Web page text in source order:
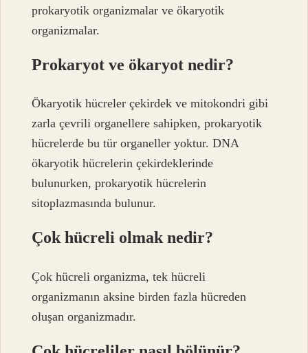
prokaryotik organizmalar ve ökaryotik
organizmalar.
Prokaryot ve ökaryot nedir?
Ökaryotik hücreler çekirdek ve mitokondri gibi
zarla çevrili organellere sahipken, prokaryotik
hücrelerde bu tür organeller yoktur. DNA
ökaryotik hücrelerin çekirdeklerinde
bulunurken, prokaryotik hücrelerin
sitoplazmasında bulunur.
Çok hücreli olmak nedir?
Çok hücreli organizma, tek hücreli
organizmanın aksine birden fazla hücreden
oluşan organizmadır.